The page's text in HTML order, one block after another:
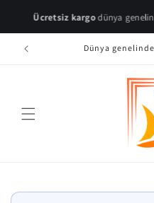
content
kargodünya genelinde
Dünya